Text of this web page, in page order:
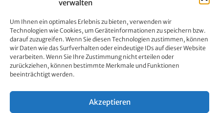
verwalten
Um Ihnen ein optimales Erlebnis zu bieten, verwenden wir
Technologien wie Cookies, um Geräteinformationen zu speichern bzw.
darauf zuzugreifen. Wenn Sie diesen Technologien zustimmen, können
wir Daten wie das Surfverhalten oder eindeutige IDs auf dieser Website
verarbeiten. Wenn Sie Ihre Zustimmung nicht erteilen oder
zurückziehen, können bestimmte Merkmale und Funktionen
beeinträchtigt werden.
Akzeptieren
Das aktuelle Wetter in Mariazell
Unwetter Warnzentrale
Satellitenbild GeoSphere
ÖAMTC Verkehrsservice